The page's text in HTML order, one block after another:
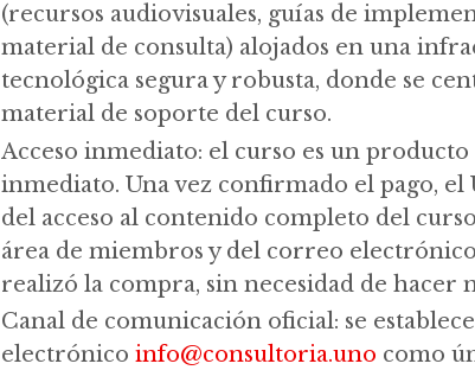
(recursos audiovisuales, guías de
material de consulta) alojados en una
tecnológica segura y robusta, donde se
material de soporte del curso.
Acceso inmediato: el curso es un producto
inmediato. Una vez confirmado el pago, el
del acceso al contenido completo del
área de miembros y del correo
realizó la compra, sin necesidad de hacer
Canal de comunicación oficial: se
electrónico info@consultoria.uno como